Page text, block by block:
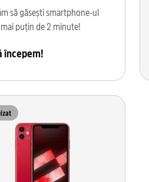
să găsești smartphone-ul
puțin de 2 minute!
începem!